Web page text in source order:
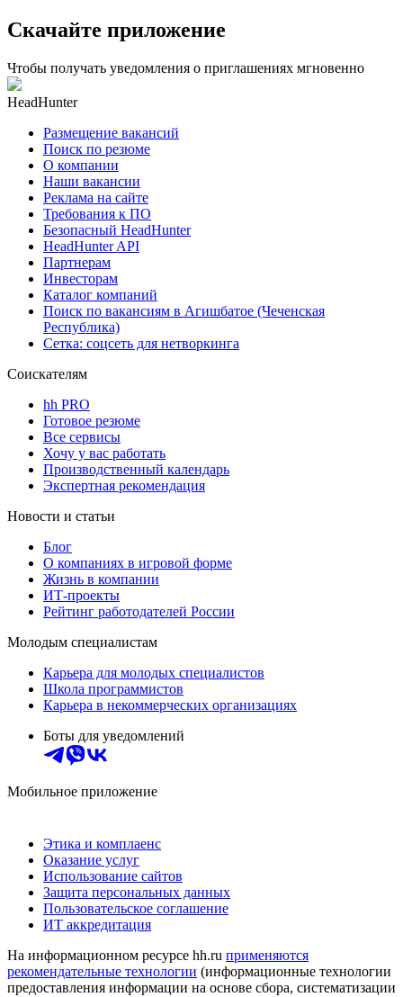
Скачайте приложение
Чтобы получать уведомления о приглашениях мгновенно
HeadHunter
Размещение вакансий
Поиск по резюме
О компании
Наши вакансии
Реклама на сайте
Требования к ПО
Безопасный HeadHunter
HeadHunter API
Партнерам
Инвесторам
Каталог компаний
Поиск по вакансиям в Агишбатое (Чеченская
Республика)
Сетка: соцсеть для нетворкинга
Соискателям
hh PRO
Готовое резюме
Все сервисы
Хочу у вас работать
Производственный календарь
Экспертная рекомендация
Новости и статьи
Блог
О компаниях в игровой форме
Жизнь в компании
ИТ-проекты
Рейтинг работодателей России
Молодым специалистам
Карьера для молодых специалистов
Школа программистов
Карьера в некоммерческих организациях
Боты для уведомлений
Мобильное приложение
Этика и комплаенс
Оказание услуг
Использование сайтов
Защита персональных данных
Пользовательское соглашение
ИТ аккредитация
На информационном ресурсе hh.ru применяются
рекомендательные технологии (информационные технологии
предоставления информации на основе сбора, систематизации